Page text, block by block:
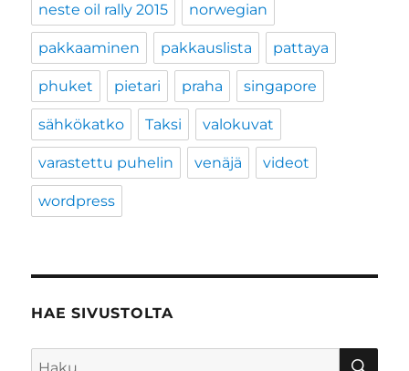
neste oil rally 2015 norwegian
pakkaaminen pakkauslista pattaya
phuket pietari praha singapore
sähkökatko Taksi valokuvat
varastettu puhelin venäjä videot
wordpress
HAE SIVUSTOLTA
Etsi: